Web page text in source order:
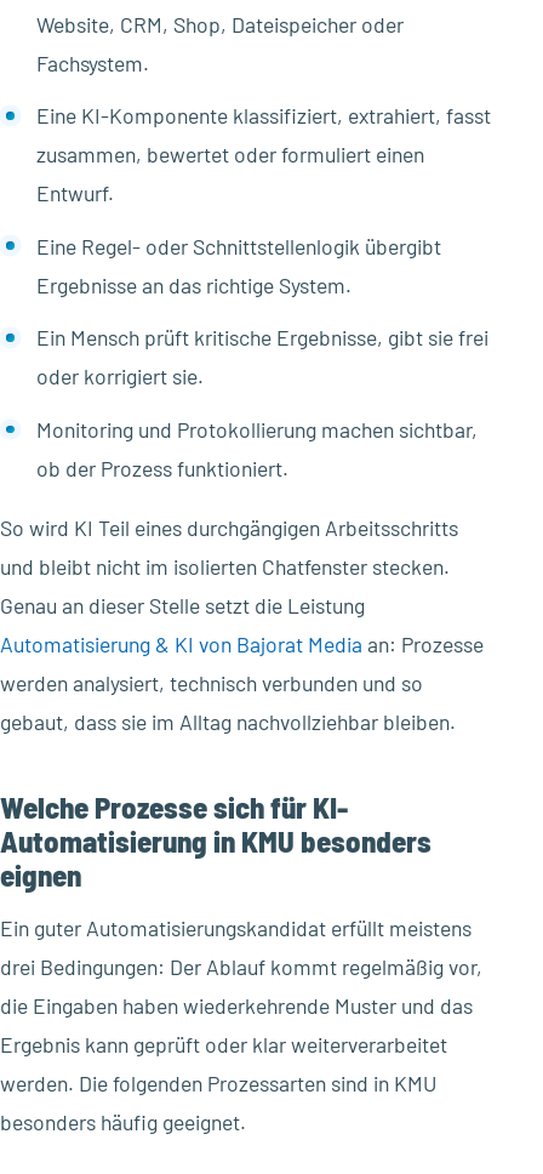
Website, CRM, Shop, Dateispeicher oder
Fachsystem.
Eine KI-Komponente klassifiziert, extrahiert, fasst
zusammen, bewertet oder formuliert einen
Entwurf.
Eine Regel- oder Schnittstellenlogik übergibt
Ergebnisse an das richtige System.
Ein Mensch prüft kritische Ergebnisse, gibt sie frei
oder korrigiert sie.
Monitoring und Protokollierung machen sichtbar,
ob der Prozess funktioniert.
So wird KI Teil eines durchgängigen Arbeitsschritts
und bleibt nicht im isolierten Chatfenster stecken.
Genau an dieser Stelle setzt die Leistung
Automatisierung & KI von Bajorat Media an: Prozesse
werden analysiert, technisch verbunden und so
gebaut, dass sie im Alltag nachvollziehbar bleiben.
Welche Prozesse sich für KI-
Automatisierung in KMU besonders
eignen
Ein guter Automatisierungskandidat erfüllt meistens
drei Bedingungen: Der Ablauf kommt regelmäßig vor,
die Eingaben haben wiederkehrende Muster und das
Ergebnis kann geprüft oder klar weiterverarbeitet
werden. Die folgenden Prozessarten sind in KMU
besonders häufig geeignet.